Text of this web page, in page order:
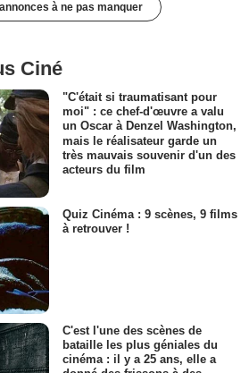
à ne pas manquer
Ciné
"C'était si traumatisant pour
moi" : ce chef-d'œuvre a valu
un Oscar à Denzel Washington,
mais le réalisateur garde un
très mauvais souvenir d'un des
acteurs du film
Quiz Cinéma : 9 scènes, 9 films
à retrouver !
C'est l'une des scènes de
bataille les plus géniales du
cinéma : il y a 25 ans, elle a